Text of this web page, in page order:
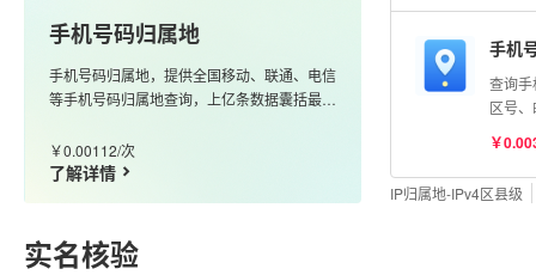
手机号码归属地
手机号码归属地，提供全国移动、联通、电信
等手机号码归属地查询，上亿条数据囊括最新
度高
￥0.00112/次
了解详情
测】
手机
查询
区号
￥
IP归属地-IPv4区县级
实名核验